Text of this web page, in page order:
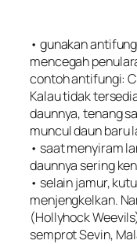
• gunakan
mencegah
contoh antifungi:
Kalau tidak
daunnya, tenang
muncul daun baru
• saat menyiram
daunnya sering
• selain jamur,
menjengkelkan.
(Hollyhock
semprotSevin,